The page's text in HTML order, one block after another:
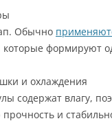
Обычно
которые формируют
и охлаждения
содержат влагу,
и